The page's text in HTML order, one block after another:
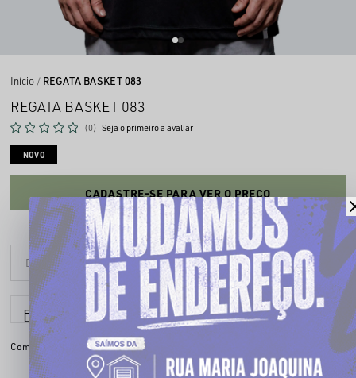
Início REGATA BASKET 083
REGATA BASKET 083
(0) Seja o primeiro a avaliar
NOVO
CADASTRE-SE PARA VER O PREÇO
Parcele em até 6x sem juros
Compartilhe: